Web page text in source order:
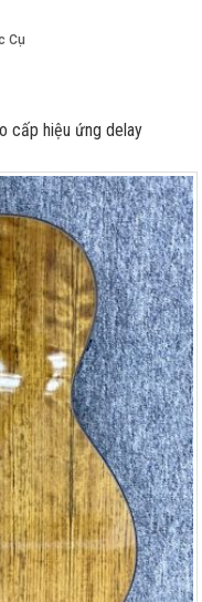
cấp hiệu ứng delay